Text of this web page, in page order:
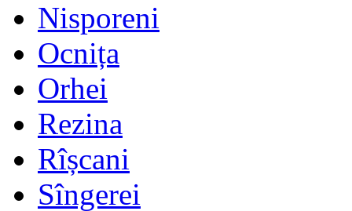
Nisporeni
Ocnița
Orhei
Rezina
Rîșcani
Sîngerei